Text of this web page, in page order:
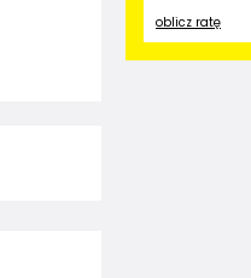
oblicz ratę